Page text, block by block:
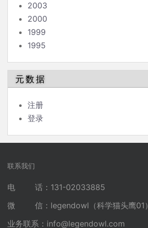
2003
2000
1999
1995
元数据
注册
登录
联系我们
电 话：131-02033885
微 信：legendowl（科学猫头鹰01）
业务联系： info@legendowl.com